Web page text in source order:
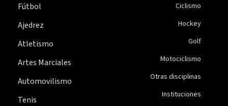
Fútbol
Ajedrez
Atletismo
Artes Marciales
Automovilismo
Tenis
Ciclismo
Hockey
Golf
Motociclismo
Otras disciplinas
Instituciones